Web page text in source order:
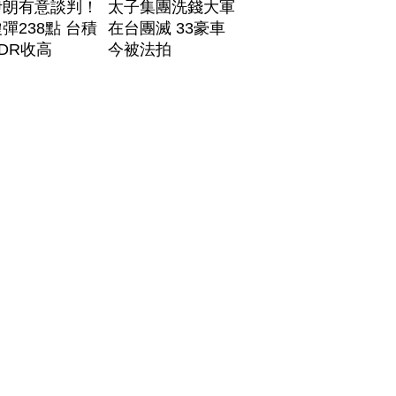
有意談判！
238點 台積
收高
太子集團洗錢大軍
在台團滅 33豪車
今被法拍